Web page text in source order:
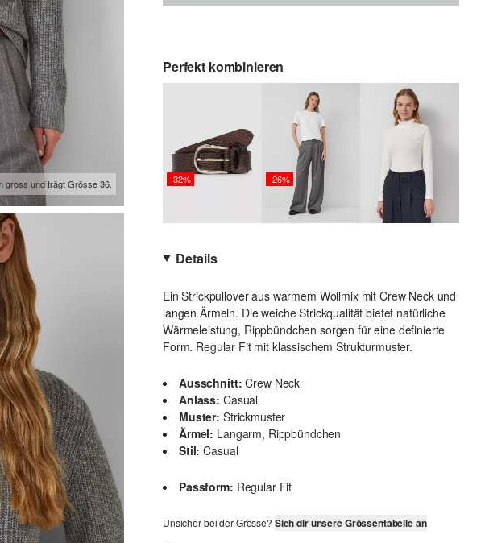
gross und trägt Grösse 36.
Perfekt kombinieren
-32% -26%
Details
Ein Strickpullover aus warmem Wollmix mit Crew Neck und
langen Ärmeln. Die weiche Strickqualität bietet natürliche
Wärmeleistung, Rippbündchen sorgen für eine definierte
Form. Regular Fit mit klassischem Strukturmuster.
Ausschnitt: Crew Neck
Anlass: Casual
Muster: Strickmuster
Ärmel: Langarm, Rippbündchen
Stil: Casual
Passform: Regular Fit
Unsicher bei der Grösse? Sieh dir unsere Grössentabelle an